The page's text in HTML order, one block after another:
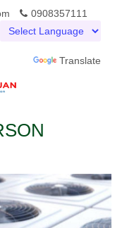
0908357111
Translate